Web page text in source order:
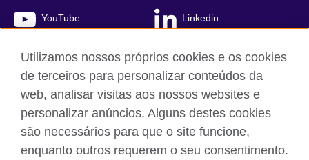
YouTube Linkedin
British Council global
Comentários e reclamações
Política de privacidade e termos de uso
Utilizamos nossos próprios cookies e os cookies
de terceiros para personalizar conteúdos da
web, analisar visitas aos nossos websites e
personalizar anúncios. Alguns destes cookies
são necessários para que o site funcione,
enquanto outros requerem o seu consentimento.